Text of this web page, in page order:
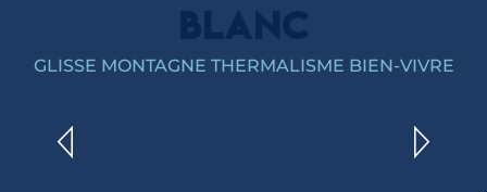
BLANC
GLISSE MONTAGNE THERMALISME BIEN-VIVRE
PROFITER DE LA MONTAGNE POUR UNE
JOURNÉE SKI PLAISIR
LIRE LA SUITE